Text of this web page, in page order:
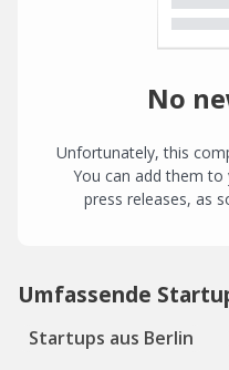
No
Unfortunately, this
You can add them to
press releases, as
Umfassende
Startups aus Berlin